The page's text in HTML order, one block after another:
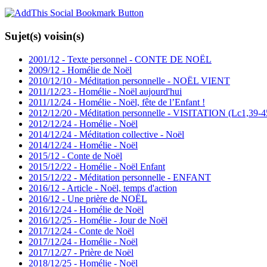
Sujet(s) voisin(s)
2001/12 - Texte personnel - CONTE DE NOËL
2009/12 - Homélie de Noël
2010/12/10 - Méditation personnelle - NOËL VIENT
2011/12/23 - Homélie - Noël aujourd'hui
2011/12/24 - Homélie - Noël, fête de l’Enfant !
2012/12/20 - Méditation personnelle - VISITATION (Lc1,39-
2012/12/24 - Homélie - Noël
2014/12/24 - Méditation collective - Noël
2014/12/24 - Homélie - Noël
2015/12 - Conte de Noël
2015/12/22 - Homélie - Noël Enfant
2015/12/22 - Méditation personnelle - ENFANT
2016/12 - Article - Noël, temps d'action
2016/12 - Une prière de NOËL
2016/12/24 - Homélie de Noël
2016/12/25 - Homélie - Jour de Noël
2017/12/24 - Conte de Noël
2017/12/24 - Homélie - Noël
2017/12/27 - Prière de Noël
2018/12/25 - Homélie - Noël